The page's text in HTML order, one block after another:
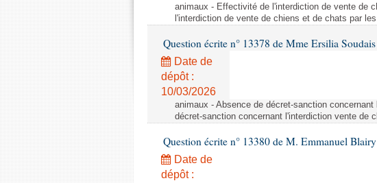
animaux - Effectivité de l'interdiction de vente de
l'interdiction de vente de chiens et de chats par
Question écrite n° 13378 de Mme Ersilia Soudais
Date de
dépôt :
10/03/2026
animaux - Absence de décret-sanction
décret-sanction concernant l'interdiction vente de
Question écrite n° 13380 de M. Emmanuel Blairy
Date de
dépôt :